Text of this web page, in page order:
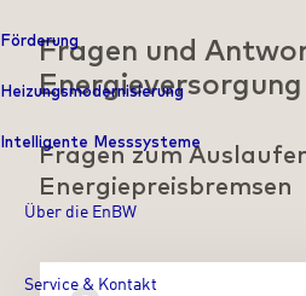
Förderung
Heizungs­modernisierung
Intelligente Messsysteme
Über die EnBW
Service & Kontakt
Fragen und
Energieversorgung
Fragen zum
Energiepreisbremsen